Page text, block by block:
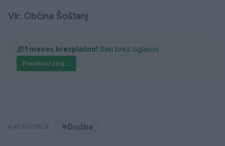
Vir: Občina Šoštanj
🎁1 mesec brezplačno! Beri brez oglasov
Preizkusi zdaj
Družba